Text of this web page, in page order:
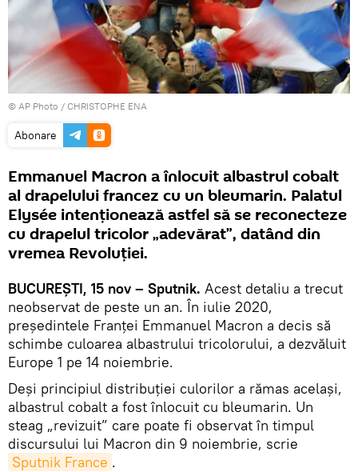
© AP Photo / CHRISTOPHE ENA
Abonare
Emmanuel Macron a înlocuit albastrul cobalt
al drapelului francez cu un bleumarin. Palatul
Elysée intenționează astfel să se reconecteze
cu drapelul tricolor „adevărat”, datând din
vremea Revoluției.
BUCUREŞTI, 15 nov – Sputnik. Acest detaliu a trecut
neobservat de peste un an. În iulie 2020,
președintele Franţei Emmanuel Macron a decis să
schimbe culoarea albastrului tricolorului, a dezvăluit
Europe 1 pe 14 noiembrie.
Deşi principiul distribuției culorilor a rămas același,
albastrul cobalt a fost înlocuit cu bleumarin. Un
steag „revizuit” care poate fi observat în timpul
discursului lui Macron din 9 noiembrie, scrie
Sputnik France .